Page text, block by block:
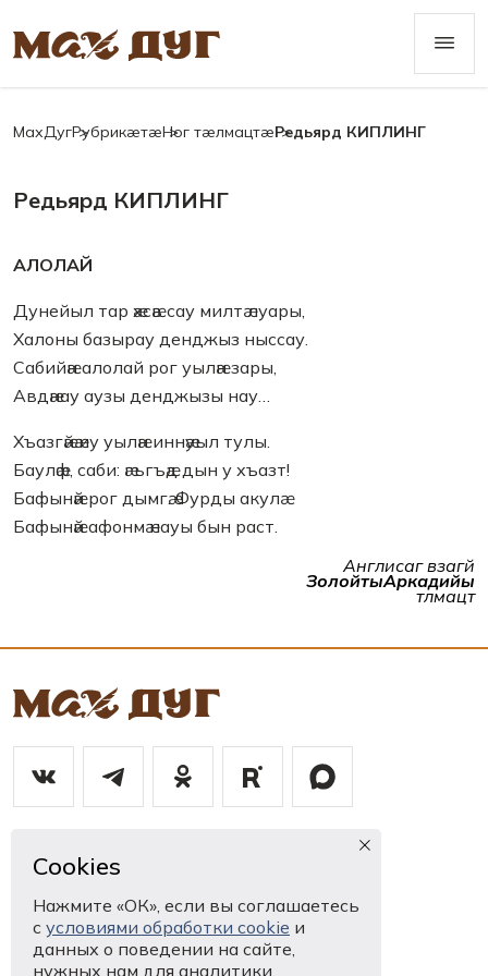
МахДугРубрикæтæНог тæлмацтæРедьярд КИПЛИНГ
Редьярд КИПЛИНГ
АЛОЛАЙ
Дунейыл тар ӕхсӕв сау милтӕ луары,
Халоны базырау денджыз ныссау.
Сабийӕн алолай рог уылӕн зары,
Авдӕнау аузы денджызы нау…
Хъазгӕйӕ иу уылӕн иннӕуыл тулы.
Баулӕф, саби: ӕгъгъӕд дын у хъазт!
Бафынӕй рог дымгӕ. Фурды акулӕ
Бафынӕй афонмӕ науы бын раст.
Англисаг ӕвзагӕй
ЗолойтыАркадийы
тӕлмацтӕ
mahdug@kpmk.alania.gov.ru
Ныффыссут нӕм
Cookies
Нажмите «ОК», если вы соглашаетесь
с условиями обработки cookie и
данных о поведении на сайте,
нужных нам для аналитики.